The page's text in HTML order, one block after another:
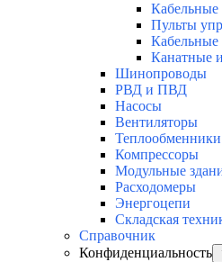
Кабельные
Пульты
Кабельные
Канатные
Шинопроводы
РВД и ПВД
Насосы
Вентиляторы
Теплообменники
Компрессоры
Модульные
Расходомеры
Энергоцепи
Складская
Справочник
Конфиденциальность